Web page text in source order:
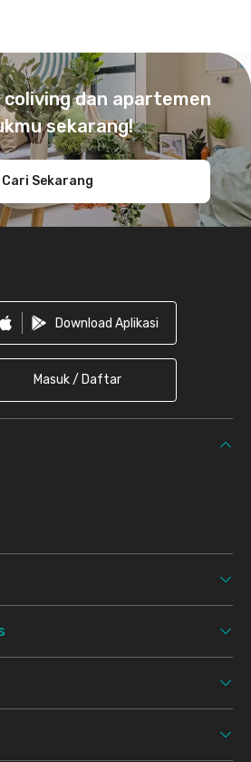
dan apartemen
sekarang!
Cari Sekarang
Download Aplikasi
Masuk / Daftar